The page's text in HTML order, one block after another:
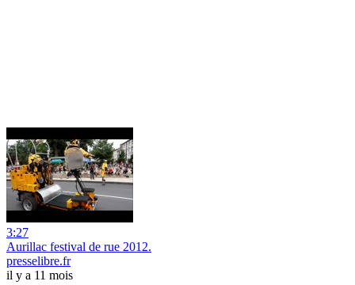
3:27
Aurillac festival de rue 2012.
presselibre.fr
il y a 11 mois